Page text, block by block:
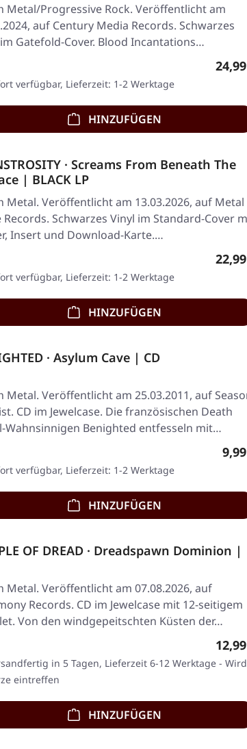
Metal/Progressive Rock. Veröffentlicht am
auf Century Media Records. Schwarzes
Gatefold-Cover. Blood Incantations…
verfügbar, Lieferzeit: 1-2 Werktage
HINZUFÜGEN
· Screams From Beneath The
| BLACK LP
Metal. Veröffentlicht am 13.03.2026, auf Metal
Records. Schwarzes Vinyl im Standard-Cover
Insert und Download-Karte.…
verfügbar, Lieferzeit: 1-2 Werktage
HINZUFÜGEN
· Asylum Cave | CD
Metal. Veröffentlicht am 25.03.2011, auf
CD im Jewelcase. Die französischen Death
Wahnsinnigen Benighted entfesseln mit…
verfügbar, Lieferzeit: 1-2 Werktage
HINZUFÜGEN
OF DREAD · Dreadspawn Dominion |
Metal. Veröffentlicht am 07.08.2026, auf
Records. CD im Jewelcase mit 12-seitigem
Von den windgepeitschten Küsten der…
in 5 Tagen, Lieferzeit 6-12 Werktage - Wird
eintreffen
HINZUFÜGEN